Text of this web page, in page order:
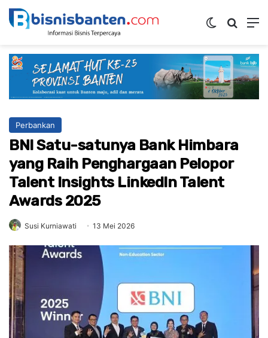
Switch skin
Perbankan
BNI Satu-satunya Bank Himbara
yang Raih Penghargaan Pelopor
Talent Insights LinkedIn Talent
Awards 2025
Susi Kurniawati 13 Mei 2026